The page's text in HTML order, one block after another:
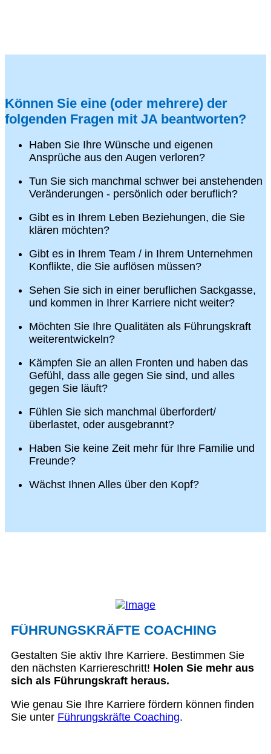
Können Sie eine (oder mehrere) der
folgenden Fragen mit JA beantworten?
Haben Sie Ihre Wünsche und eigenen
Ansprüche aus den Augen verloren?
Tun Sie sich manchmal schwer bei anstehenden
Veränderungen - persönlich oder beruflich?
Gibt es in Ihrem Leben Beziehungen, die Sie
klären möchten?
Gibt es in Ihrem Team / in Ihrem Unternehmen
Konflikte, die Sie auflösen müssen?
Sehen Sie sich in einer beruflichen Sackgasse,
und kommen in Ihrer Karriere nicht weiter?
Möchten Sie Ihre Qualitäten als Führungskraft
weiterentwickeln?
Kämpfen Sie an allen Fronten und haben das
Gefühl, dass alle gegen Sie sind, und alles
gegen Sie läuft?
Fühlen Sie sich manchmal überfordert/
überlastet, oder ausgebrannt?
Haben Sie keine Zeit mehr für Ihre Familie und
Freunde?
Wächst Ihnen Alles über den Kopf?
FÜHRUNGSKRÄFTE COACHING
Gestalten Sie aktiv Ihre Karriere. Bestimmen Sie
den nächsten Karriereschritt! Holen Sie mehr aus
sich als Führungskraft heraus.
Wie genau Sie Ihre Karriere fördern können finden
Sie unter Führungskräfte Coaching.